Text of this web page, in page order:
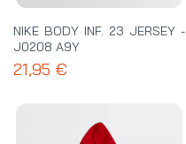
NIKE BODY INF. 23 JERSEY -
J0208 A9Y
21,95 €